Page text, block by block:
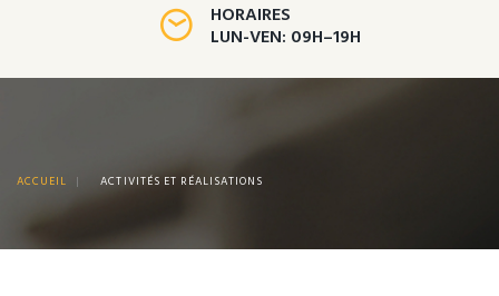
HORAIRES
LUN-VEN: 09H–19H
ACCUEIL | ACTIVITÉS ET RÉALISATIONS